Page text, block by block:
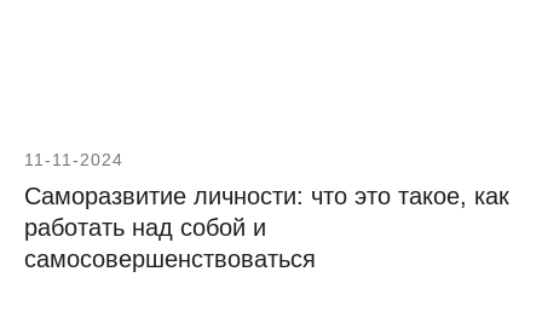
11-11-2024
Саморазвитие личности: что это такое, как
работать над собой и
самосовершенствоваться